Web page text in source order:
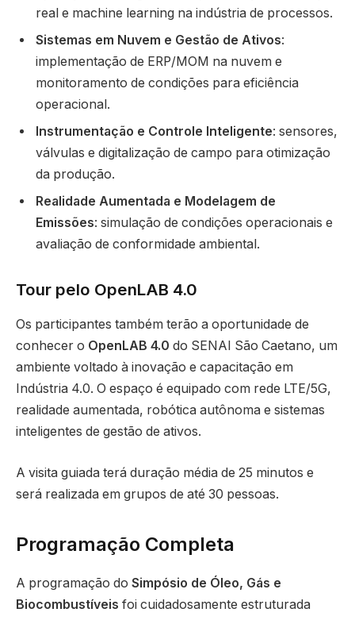
real e machine learning na indústria de processos.
Sistemas em Nuvem e Gestão de Ativos:
implementação de ERP/MOM na nuvem e
monitoramento de condições para eficiência
operacional.
Instrumentação e Controle Inteligente: sensores,
válvulas e digitalização de campo para otimização
da produção.
Realidade Aumentada e Modelagem de
Emissões: simulação de condições operacionais e
avaliação de conformidade ambiental.
Tour pelo OpenLAB 4.0
Os participantes também terão a oportunidade de
conhecer o OpenLAB 4.0 do SENAI São Caetano, um
ambiente voltado à inovação e capacitação em
Indústria 4.0. O espaço é equipado com rede LTE/5G,
realidade aumentada, robótica autônoma e sistemas
inteligentes de gestão de ativos.
A visita guiada terá duração média de 25 minutos e
será realizada em grupos de até 30 pessoas.
Programação Completa
A programação do Simpósio de Óleo, Gás e
Biocombustíveis foi cuidadosamente estruturada